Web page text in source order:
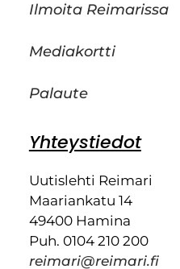
Ilmoita Reimarissa
Mediakortti
Palaute
Yhteystiedot
Uutislehti Reimari
Maariankatu 14
49400 Hamina
Puh. 0104 210 200
reimari@reimari.fi